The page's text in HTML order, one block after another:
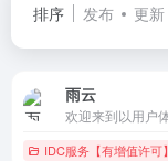
排序 发布 更新
雨云
IDC服务【有增值许可】